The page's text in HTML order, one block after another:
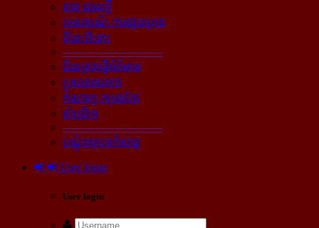
តារា ជនល្បី
ទេសចរណ៍ ការផ្សងព្រេង
ពីនេះពីនោះ
----------------------------
ជ័យគ្រតធ្វើព័ត៌មាន
ប្រលោមលោក
កំណាព្យ កម្រងកែវ
សំណើច
----------------------------
បណ្ដុំអត្ថបទកំសាន្ដ
User login
User login